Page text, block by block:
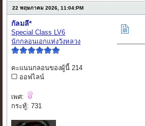
22 พฤษภาคม 2026, 11:04:PM
กัลมลี*
Special Class LV6
นักกลอนเอกแห่งวังหลวง
คะแนนกลอนของผู้นี้ 214
ออฟไลน์
เพศ:
กระทู้: 731